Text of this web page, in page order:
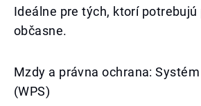
Ideálne pre tých, ktorí potrebujú
občasne.
Mzdy a právna ochrana:
(WPS)